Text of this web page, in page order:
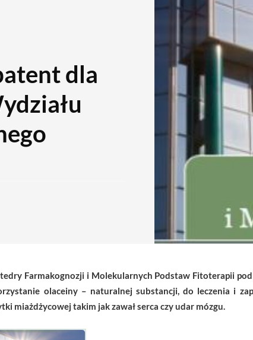
dla
Farmakognozji i Molekularnych Podstaw Fitoterapii
olaceiny – naturalnej substancji, do leczenia i
miażdżycowej takim jak zawał serca czy udar mózgu.